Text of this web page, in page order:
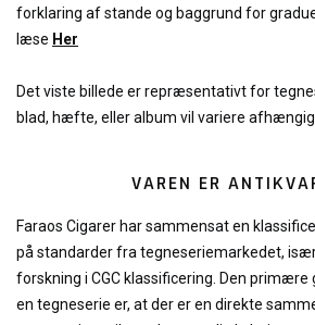
forklaring af stande og baggrund for
læse Her
Det viste billede er repræsentativt for
blad, hæfte, eller album vil variere
VAREN ER
Faraos Cigarer har sammensat en
på standarder fra tegneseriemarkedet,
forskning i CGC klassificering. Den primære
en tegneserie er, at der er en direkte